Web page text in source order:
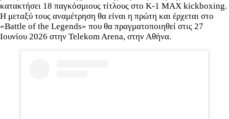
κατακτήσει 18 παγκόσμιους τίτλους στο K-1 MAX kickboxing.
Η μεταξύ τους αναμέτρηση θα είναι η πρώτη και έρχεται στο
«Battle of the Legends» που θα πραγματοποιηθεί στις 27
Ιουνίου 2026 στην Telekom Arena, στην Αθήνα.